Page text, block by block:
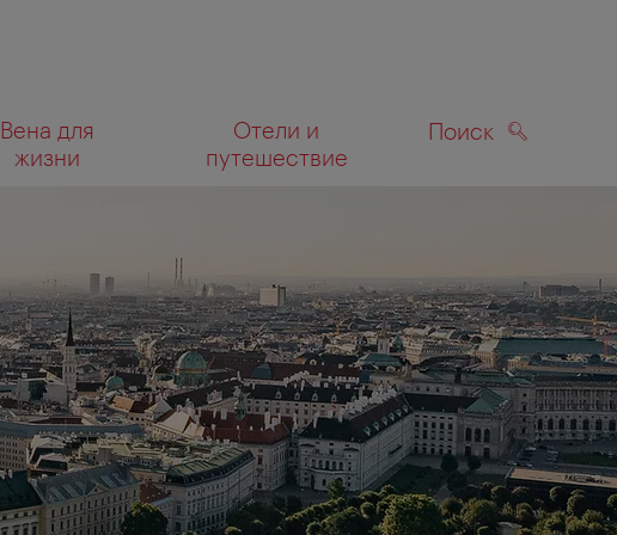
Вена для
жизни
Отели и
путешествие
Поиск